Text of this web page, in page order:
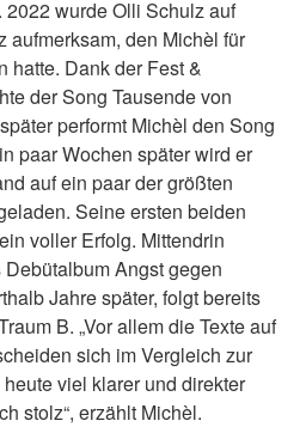
wurde Olli Schulz auf
aufmerksam, den Michèl für
hatte. Dank der Fest &
der Song Tausende von
performt Michèl den Song
paar Wochen später wird er
auf ein paar der größten
Seine ersten beiden
voller Erfolg. Mittendrin
Angst gegen
Jahre später, folgt bereits
B. „Vor allem die Texte auf
sich im Vergleich zur
viel klarer und direkter
stolz“, erzählt Michèl.